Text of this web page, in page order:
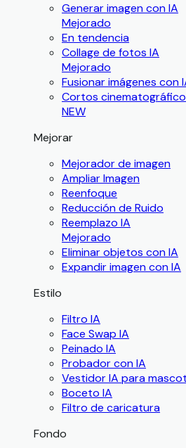
Generar imagen con IA
Mejorado
En tendencia
Collage de fotos IA
Mejorado
Fusionar imágenes con
Cortos
NEW
Mejorar
Mejorador de imagen
Ampliar Imagen
Reenfoque
Reducción de Ruido
Reemplazo IA
Mejorado
Eliminar objetos con IA
Expandir imagen con IA
Estilo
Filtro IA
Face Swap IA
Peinado IA
Probador con IA
Vestidor IA para
Boceto IA
Filtro de caricatura
Fondo